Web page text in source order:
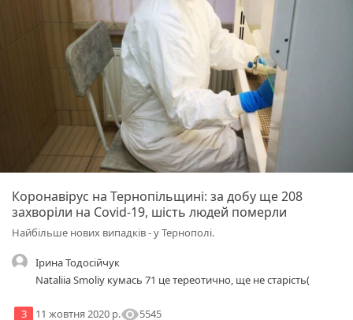
Коронавірус на Тернопільщині: за добу ще 208
захворіли на Covid-19, шість людей померли
Найбільше нових випадків - у Тернополі.
Ірина Тодосійчук
Nataliia Smoliy кумась 71 це тереотично, ще не старість(
3 11 жовтня 2020 р.visibility5545